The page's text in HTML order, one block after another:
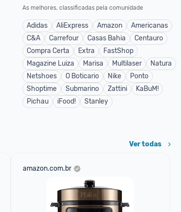
As melhores, classificadas pela comunidade
Adidas AliExpress Amazon
Americanas
C&A
Carrefour Casas Bahia
Centauro
Compra Certa
Extra
FastShop
Magazine Luiza
Marisa Multilaser
Natura
Netshoes
O Boticario Nike
Ponto
Shoptime
Submarino Zattini
KaBuM!
Pichau
iFood! Stanley
Ver todas
amazon.com.br